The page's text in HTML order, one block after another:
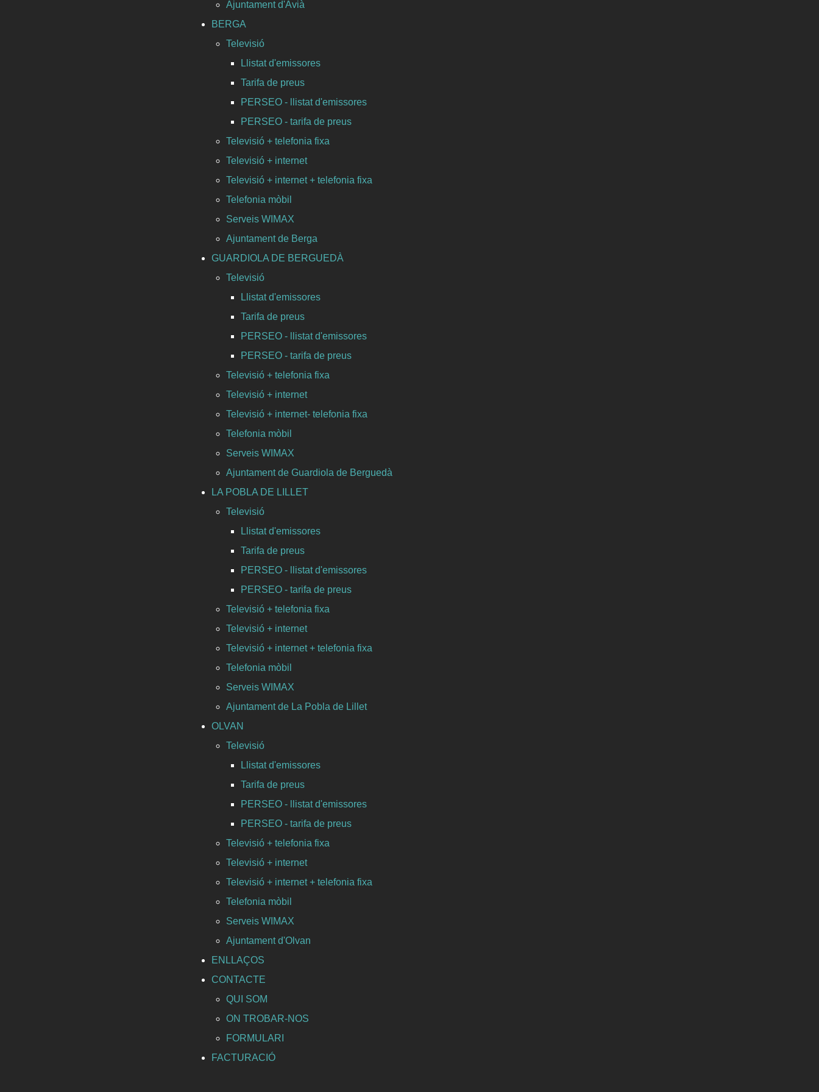
Ajuntament d'Avià
BERGA
Televisió
Llistat d'emissores
Tarifa de preus
PERSEO - llistat d'emissores
PERSEO - tarifa de preus
Televisió + telefonia fixa
Televisió + internet
Televisió + internet + telefonia fixa
Telefonia mòbil
Serveis WIMAX
Ajuntament de Berga
GUARDIOLA DE BERGUEDÀ
Televisió
Llistat d'emissores
Tarifa de preus
PERSEO - llistat d'emissores
PERSEO - tarifa de preus
Televisió + telefonia fixa
Televisió + internet
Televisió + internet- telefonia fixa
Telefonia mòbil
Serveis WIMAX
Ajuntament de Guardiola de Berguedà
LA POBLA DE LILLET
Televisió
Llistat d'emissores
Tarifa de preus
PERSEO - llistat d'emissores
PERSEO - tarifa de preus
Televisió + telefonia fixa
Televisió + internet
Televisió + internet + telefonia fixa
Telefonia mòbil
Serveis WIMAX
Ajuntament de La Pobla de Lillet
OLVAN
Televisió
Llistat d'emissores
Tarifa de preus
PERSEO - llistat d'emissores
PERSEO - tarifa de preus
Televisió + telefonia fixa
Televisió + internet
Televisió + internet + telefonia fixa
Telefonia mòbil
Serveis WIMAX
Ajuntament d'Olvan
ENLLAÇOS
CONTACTE
QUI SOM
ON TROBAR-NOS
FORMULARI
FACTURACIÓ